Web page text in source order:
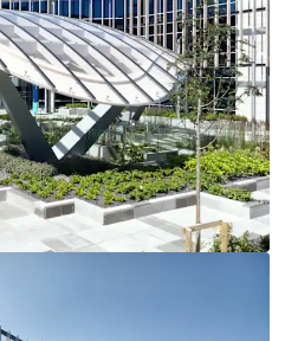
lifts
facilities
(VAV) air conditioning